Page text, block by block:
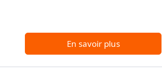
En savoir plus